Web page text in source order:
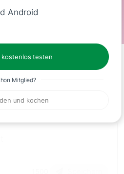
Android
kostenlos testen
Mitglied?
und kochen